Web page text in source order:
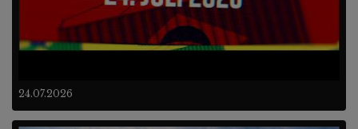
24.07.2026